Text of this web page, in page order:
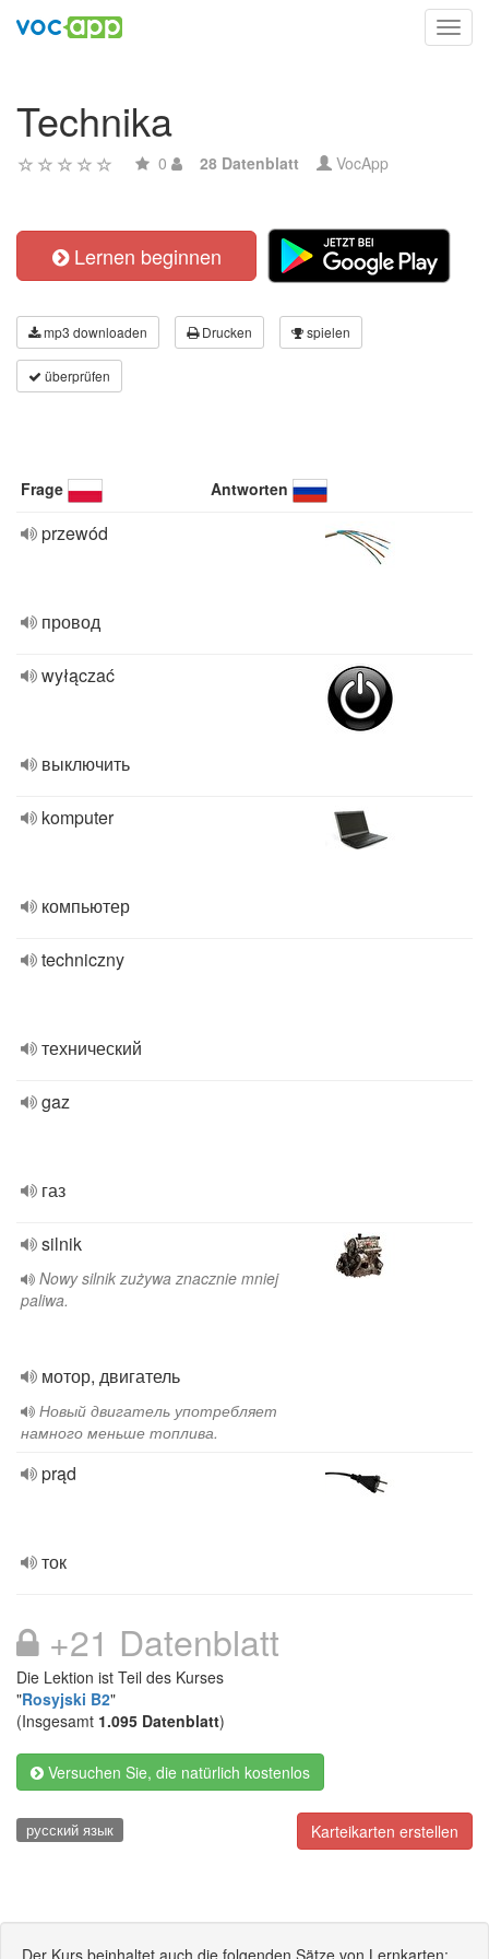
Technika
0 28 Datenblatt VocApp
Lernen beginnen
mp3 downloaden Drucken spielen
überprüfen
Frage Antworten
przewód
провод
wyłączać
выключить
komputer
компьютер
techniczny
технический
gaz
газ
silnik
Nowy silnik zużywa znacznie mniej
paliwa.
мотор, двигатель
Новый двигатель употребляет
намного меньше топлива.
prąd
ток
+21 Datenblatt
Die Lektion ist Teil des Kurses
"Rosyjski B2"
(Insgesamt 1.095 Datenblatt)
Versuchen Sie, die natürlich kostenlos
Karteikarten erstellen
русский язык
Der Kurs beinhaltet auch die folgenden Sätze von Lernkarten: